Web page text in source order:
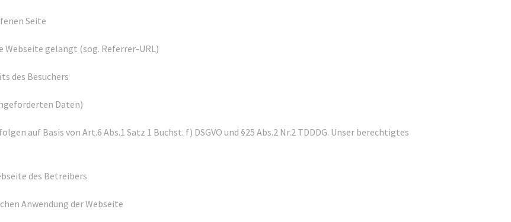
Seite
Webseite gelangt (sog. Referrer-URL)
des Besuchers
Daten)
auf Basis von Art.6 Abs.1 Satz 1 Buchst. f) DSGVO und §25 Abs.2 Nr.2 TDDDG. Unser berechtigtes
des Betreibers
Anwendung der Webseite